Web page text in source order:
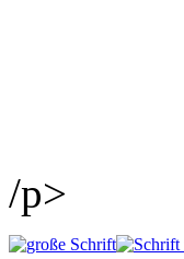
/p>